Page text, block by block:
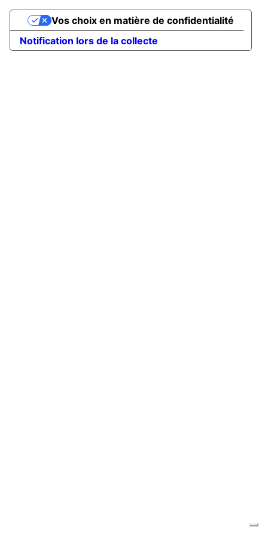
Notification lors de la collecte
Vos choix en matière de confidentialité